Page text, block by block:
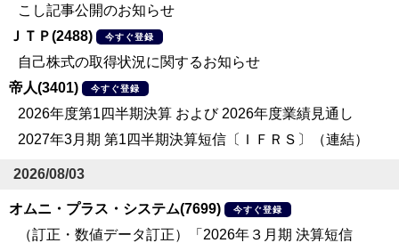
こし記事公開のお知らせ
ＪＴＰ(2488)
今すぐ登録
自己株式の取得状況に関するお知らせ
帝人(3401)
今すぐ登録
2026年度第1四半期決算 および 2026年度業績見通し
2027年3月期 第1四半期決算短信〔ＩＦＲＳ〕（連結）
2026/08/03
オムニ・プラス・システム(7699) 今すぐ登録
（訂正・数値データ訂正）「2026年３月期 決算短信